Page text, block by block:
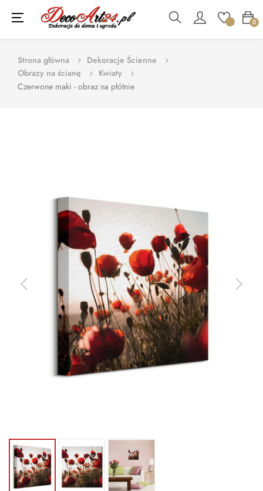
0
Toggle
navigation
☰
Strona główna
Dekoracje Ścienne
Obrazy na ścianę
Kwiaty
Czerwone maki - obraz na płótnie